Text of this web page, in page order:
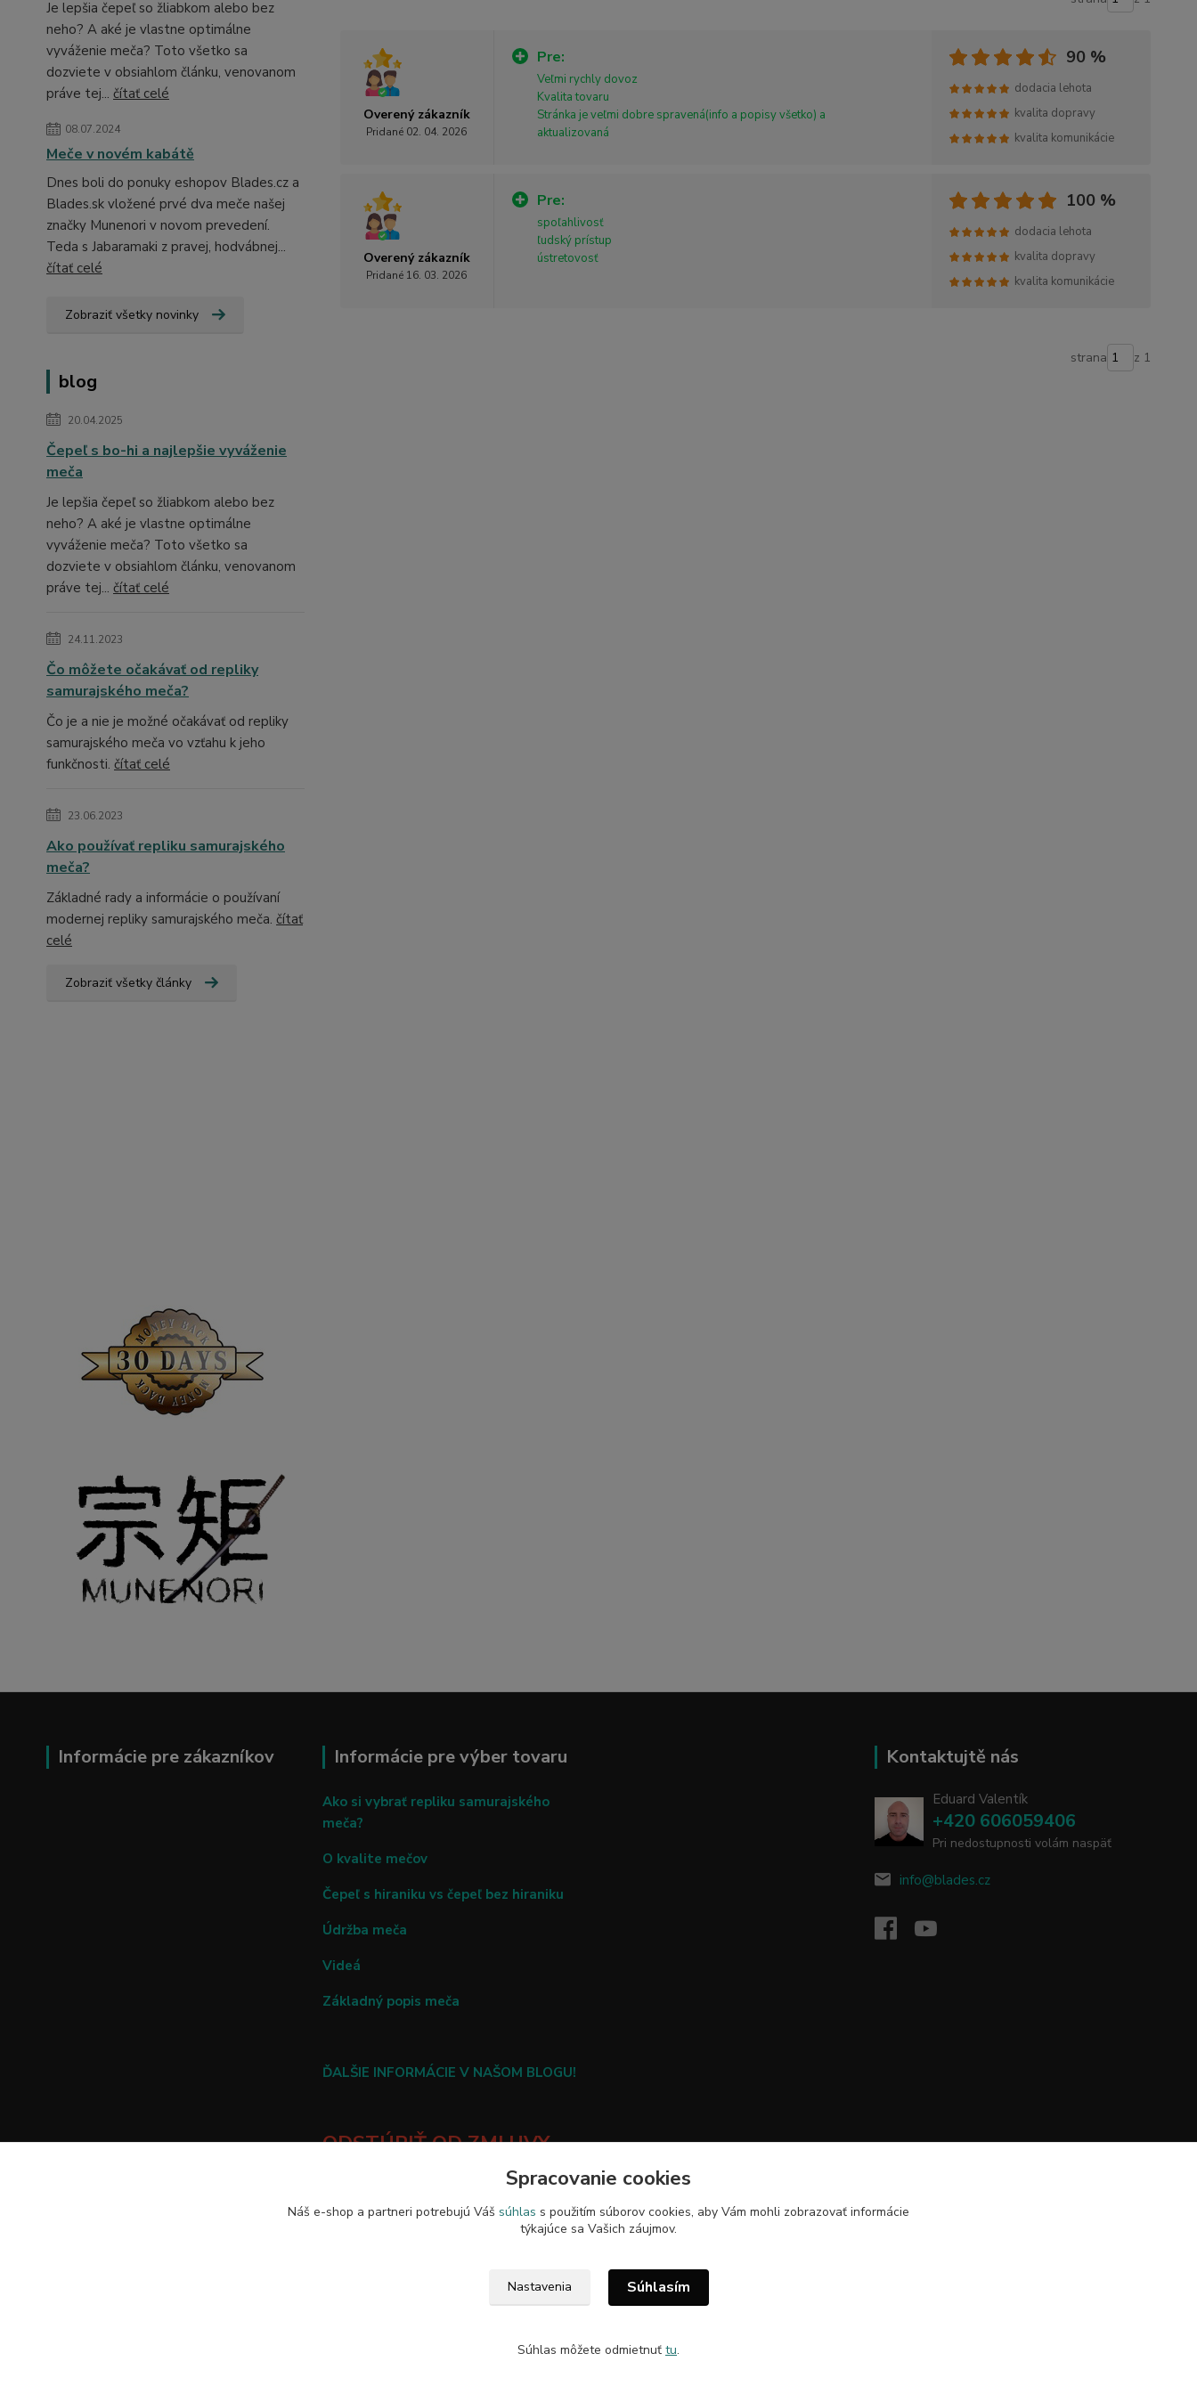
Je lepšia čepeľ so žliabkom alebo bez
neho? A aké je vlastne optimálne
vyváženie meča? Toto všetko sa
dozviete v obsiahlom článku, venovanom
práve tej... čítať celé
08.07.2024
Meče v novém kabátě
Dnes boli do ponuky eshopov Blades.cz a
Blades.sk vložené prvé dva meče našej
značky Munenori v novom prevedení.
Teda s Jabaramaki z pravej, hodvábnej...
čítať celé
Zobraziť všetky novinky
blog
20.04.2025
Čepeľ s bo-hi a najlepšie vyváženie
meča
Je lepšia čepeľ so žliabkom alebo bez
neho? A aké je vlastne optimálne
vyváženie meča? Toto všetko sa
dozviete v obsiahlom článku, venovanom
práve tej... čítať celé
24.11.2023
Čo môžete očakávať od repliky
samurajského meča?
Čo je a nie je možné očakávať od repliky
samurajského meča vo vzťahu k jeho
funkčnosti. čítať celé
23.06.2023
Ako používať repliku samurajského
meča?
Základné rady a informácie o používaní
modernej repliky samurajského meča. čítať
celé
Zobraziť všetky články
Overený zákazník
Pridané 02. 04. 2026
Pre:
Veľmi rychly dovoz
Kvalita tovaru
Stránka je veľmi dobre spravená(info a popisy všetko) a
aktualizovaná
90 %
dodacia lehota
kvalita dopravy
kvalita komunikácie
Overený zákazník
Pridané 16. 03. 2026
Pre:
spoľahlivosť
ľudský prístup
ústretovosť
100 %
dodacia lehota
kvalita dopravy
kvalita komunikácie
strana z 1
Informácie pre zákazníkov Informácie pre výber tovaru
Ako si vybrať repliku samurajského
meča?
O kvalite mečov
Čepeľ s hiraniku vs čepeľ bez hiraniku
Údržba meča
Videá
Základný popis meča
ĎALŠIE INFORMÁCIE V NAŠOM BLOGU!
ODSTÚPIŤ OD ZMLUVY
Kontaktujtě nás
Eduard Valentík
+420 606059406
Pri nedostupnosti volám naspäť
info@blades.cz
Upravit sběr cookies.
Spracovanie cookies
Náš e-shop a partneri potrebujú Váš súhlas s použitím súborov cookies, aby Vám mohli zobrazovať informácie
týkajúce sa Vašich záujmov.
Nastavenia Súhlasím
Súhlas môžete odmietnuť tu.